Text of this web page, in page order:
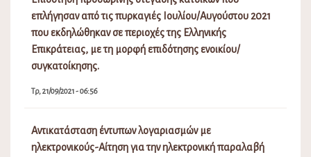
επλήγησαν από τις πυρκαγιές Ιουλίου/Αυγούστου 2021
που εκδηλώθηκαν σε περιοχές της Ελληνικής
Επικράτειας, με τη μορφή επιδότησης ενοικίου/
συγκατοίκησης.
Τρ, 21/09/2021 - 06:56
Αντικατάσταση έντυπων λογαριασμών με
ηλεκτρονικούς-Αίτηση για την ηλεκτρονική παραλαβή